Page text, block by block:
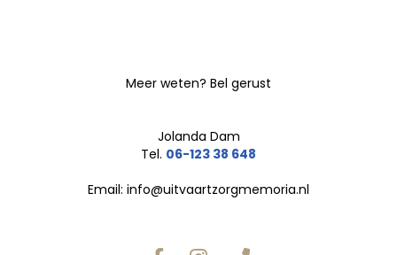
Meer weten? Bel gerust
Jolanda Dam
Tel. 06-123 38 648
Email: info@uitvaartzorgmemoria.nl